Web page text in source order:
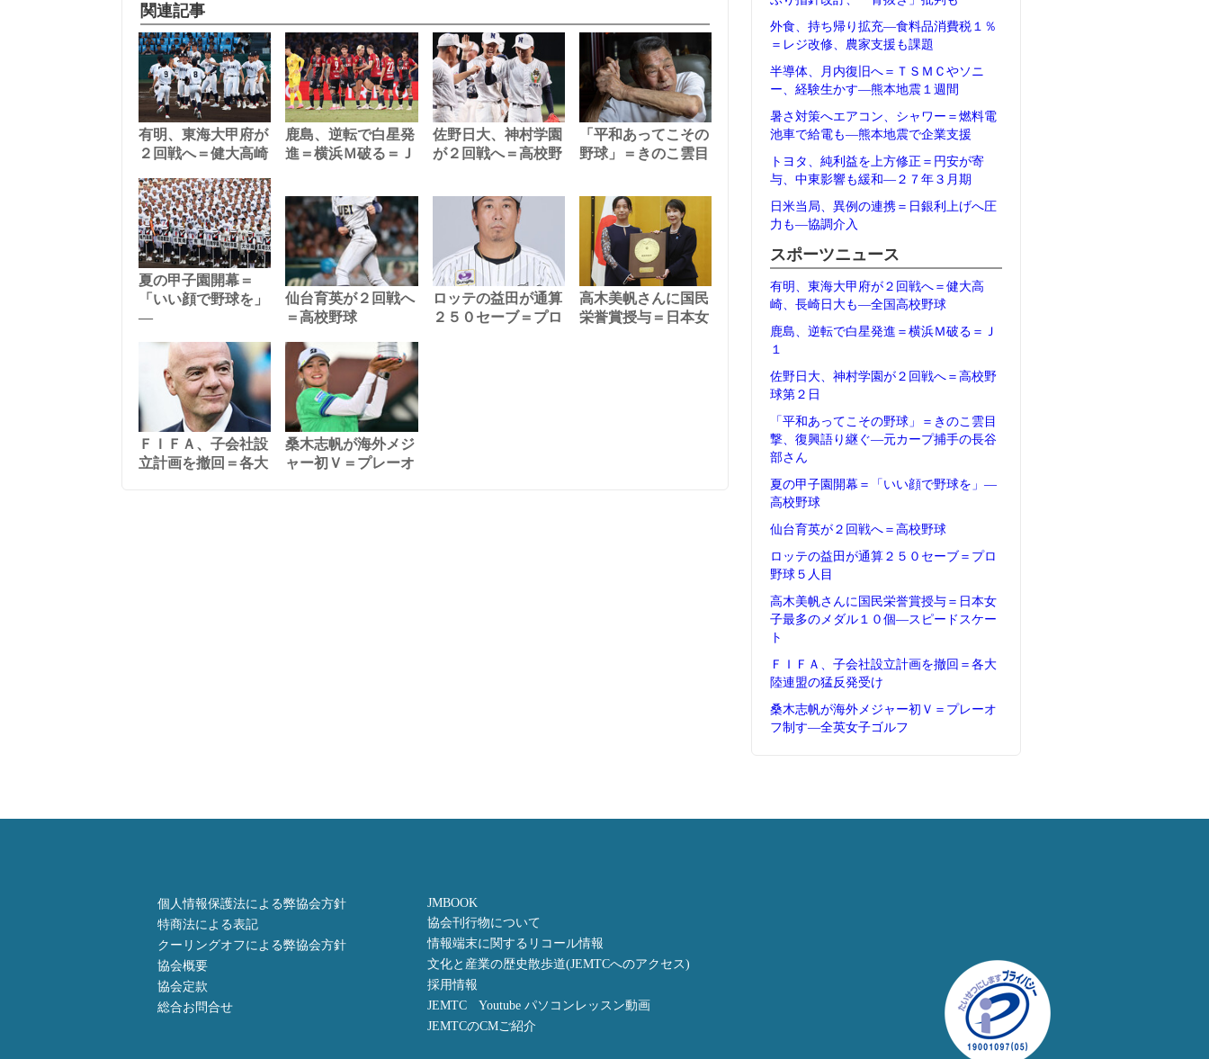
関連記事
有明、東海大甲府が
２回戦へ＝健大高崎
鹿島、逆転で白星発
進＝横浜Ｍ破る＝Ｊ
佐野日大、神村学園
が２回戦へ＝高校野
「平和あってこその
野球」＝きのこ雲目
夏の甲子園開幕＝
「いい顔で野球を」
―
仙台育英が２回戦へ
＝高校野球
ロッテの益田が通算
２５０セーブ＝プロ
高木美帆さんに国民
栄誉賞授与＝日本女
ＦＩＦＡ、子会社設
立計画を撤回＝各大
桑木志帆が海外メジ
ャー初Ｖ＝プレーオ
外食、持ち帰り拡充―食料品消費税１％
＝レジ改修、農家支援も課題
半導体、月内復旧へ＝ＴＳＭＣやソニ
ー、経験生かす―熊本地震１週間
暑さ対策へエアコン、シャワー＝燃料電
池車で給電も―熊本地震で企業支援
トヨタ、純利益を上方修正＝円安が寄
与、中東影響も緩和―２７年３月期
日米当局、異例の連携＝日銀利上げへ圧
力も―協調介入
スポーツニュース
有明、東海大甲府が２回戦へ＝健大高
崎、長崎日大も―全国高校野球
鹿島、逆転で白星発進＝横浜Ｍ破る＝Ｊ
１
佐野日大、神村学園が２回戦へ＝高校野
球第２日
「平和あってこその野球」＝きのこ雲目
撃、復興語り継ぐ―元カープ捕手の長谷
部さん
夏の甲子園開幕＝「いい顔で野球を」―
高校野球
仙台育英が２回戦へ＝高校野球
ロッテの益田が通算２５０セーブ＝プロ
野球５人目
高木美帆さんに国民栄誉賞授与＝日本女
子最多のメダル１０個―スピードスケー
ト
ＦＩＦＡ、子会社設立計画を撤回＝各大
陸連盟の猛反発受け
桑木志帆が海外メジャー初Ｖ＝プレーオ
フ制す―全英女子ゴルフ
個人情報保護法による弊協会方針
特商法による表記
クーリングオフによる弊協会方針
協会概要
協会定款
総合お問合せ
JMBOOK
協会刊行物について
情報端末に関するリコール情報
文化と産業の歴史散歩道(JEMTCへのアクセス)
採用情報
JEMTC Youtube パソコンレッスン動画
JEMTCのCMご紹介